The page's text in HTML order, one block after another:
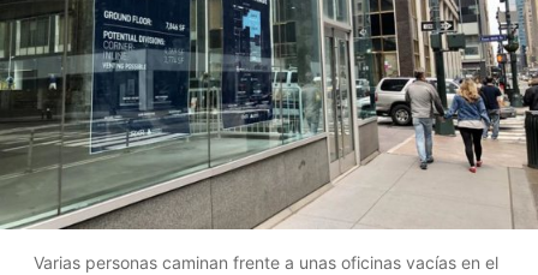
Varias personas caminan frente a unas oficinas vacías en el